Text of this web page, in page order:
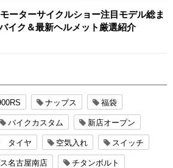
モーターサイクルショー注目モデル総ま
イク＆最新ヘルメット厳選紹介
ナップス 福袋
バイクカスタム 新店オープン
タイヤ 空気入れ スイッチ
名古屋南店 チタンボルト